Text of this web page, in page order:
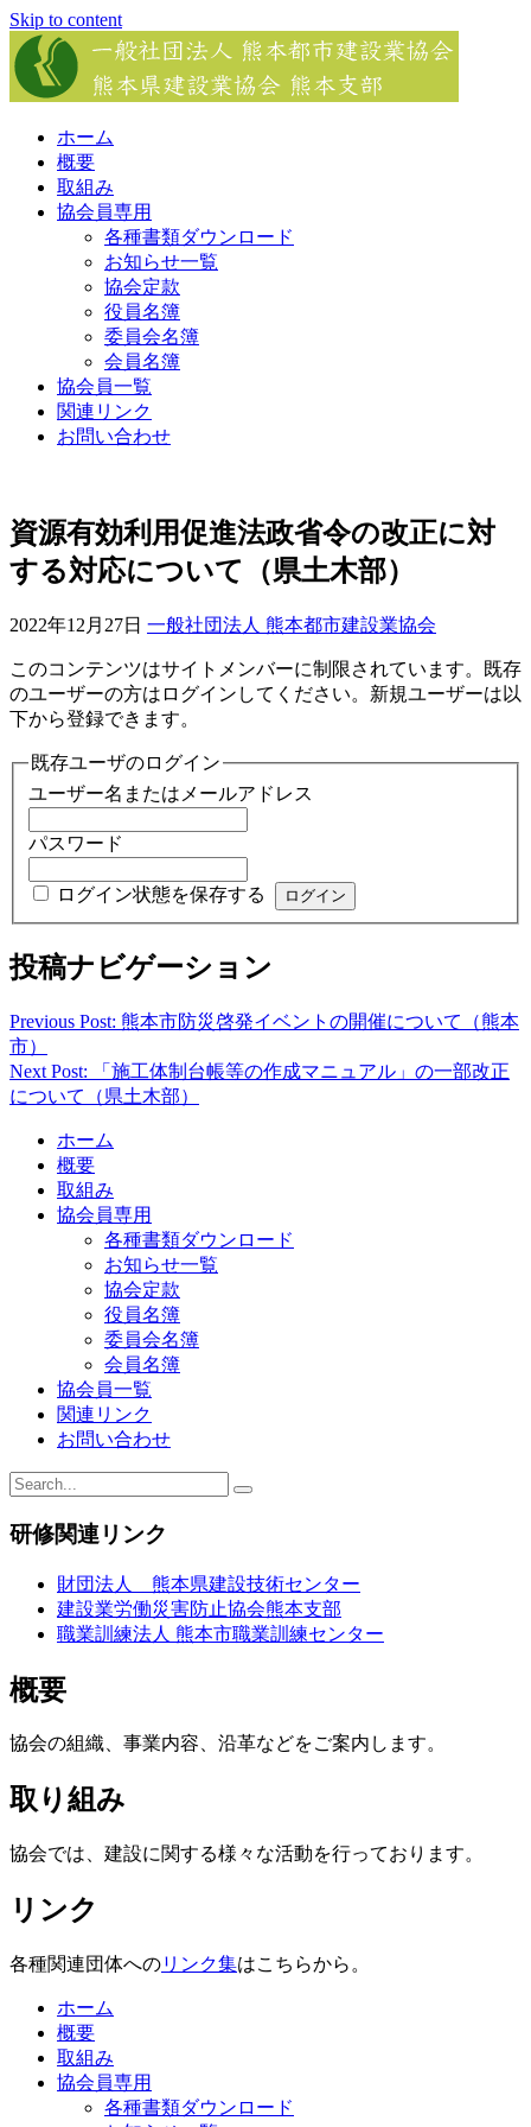
Skip to content
ホーム
概要
取組み
協会員専用
各種書類ダウンロード
お知らせ一覧
協会定款
役員名簿
委員会名簿
会員名簿
協会員一覧
関連リンク
お問い合わせ
資源有効利用促進法政省令の改正に対
する対応について（県土木部）
2022年12月27日 一般社団法人 熊本都市建設業協会
このコンテンツはサイトメンバーに制限されています。既存
のユーザーの方はログインしてください。新規ユーザーは以
下から登録できます。
既存ユーザのログイン
ユーザー名またはメールアドレス
パスワード
ログイン状態を保存する
投稿ナビゲーション
Previous Post: 熊本市防災啓発イベントの開催について（熊本
市）
Next Post: 「施工体制台帳等の作成マニュアル」の一部改正
について（県土木部）
ホーム
概要
取組み
協会員専用
各種書類ダウンロード
お知らせ一覧
協会定款
役員名簿
委員会名簿
会員名簿
協会員一覧
関連リンク
お問い合わせ
研修関連リンク
財団法人 熊本県建設技術センター
建設業労働災害防止協会熊本支部
職業訓練法人 熊本市職業訓練センター
概要
協会の組織、事業内容、沿革などをご案内します。
取り組み
協会では、建設に関する様々な活動を行っております。
リンク
各種関連団体へのリンク集はこちらから。
ホーム
概要
取組み
協会員専用
各種書類ダウンロード